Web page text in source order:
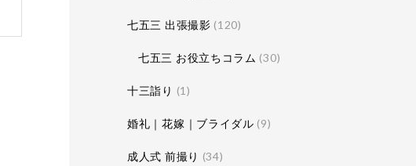
七五三 出張撮影 (120)
七五三 お役立ちコラム (30)
十三詣り (1)
婚礼｜花嫁｜ブライダル (9)
成人式 前撮り (34)